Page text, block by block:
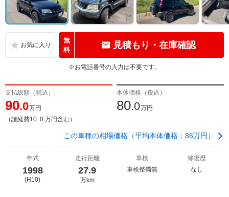
無
料
見積もり・在庫確認
※お電話番号の入力は不要です。
支払総額（税込）
90.0万円
（諸経費10 .0 万円含む）
本体価格（税込）
80.0万円
この車種の相場価格（平均本体価格：86万円）
年式
1998
(H10)
走行距離
27.9
万km
車検
車検整備無
修復歴
なし